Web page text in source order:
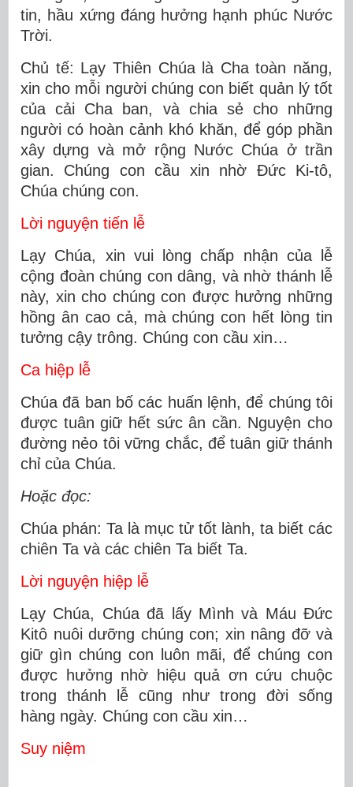
tin, hầu xứng đáng hưởng hạnh phúc Nước
Trời.
Chủ tế: Lạy Thiên Chúa là Cha toàn năng,
xin cho mỗi người chúng con biết quản lý tốt
của cải Cha ban, và chia sẻ cho những
người có hoàn cảnh khó khăn, để góp phần
xây dựng và mở rộng Nước Chúa ở trần
gian. Chúng con cầu xin nhờ Đức Ki-tô,
Chúa chúng con.
Lời nguyện tiến lễ
Lạy Chúa, xin vui lòng chấp nhận của lễ
cộng đoàn chúng con dâng, và nhờ thánh lễ
này, xin cho chúng con được hưởng những
hồng ân cao cả, mà chúng con hết lòng tin
tưởng cậy trông. Chúng con cầu xin…
Ca hiệp lễ
Chúa đã ban bố các huấn lệnh, để chúng tôi
được tuân giữ hết sức ân cần. Nguyện cho
đường nẻo tôi vững chắc, để tuân giữ thánh
chỉ của Chúa.
Hoặc đọc:
Chúa phán: Ta là mục tử tốt lành, ta biết các
chiên Ta và các chiên Ta biết Ta.
Lời nguyện hiệp lễ
Lạy Chúa, Chúa đã lấy Mình và Máu Ðức
Kitô nuôi dưỡng chúng con; xin nâng đỡ và
giữ gìn chúng con luôn mãi, để chúng con
được hưởng nhờ hiệu quả ơn cứu chuộc
trong thánh lễ cũng như trong đời sống
hàng ngày. Chúng con cầu xin…
Suy niệm